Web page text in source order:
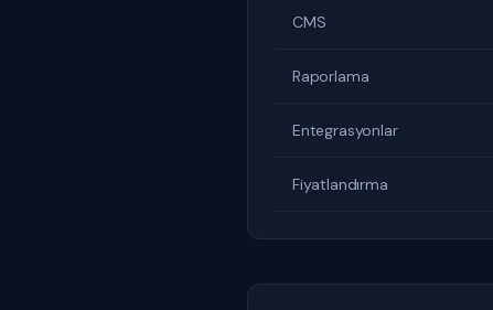
CMS
Raporlama
Entegrasyonlar
Fiyatlandırma